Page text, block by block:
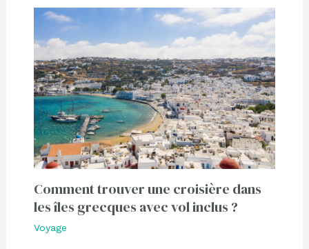
Comment trouver une croisière dans
les îles grecques avec vol inclus ?
Voyage